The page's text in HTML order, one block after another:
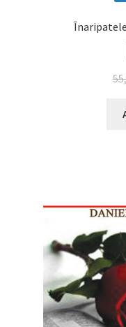
Înaripatele